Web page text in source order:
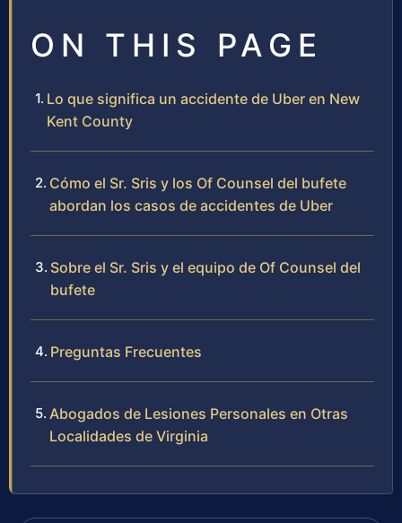
ON THIS PAGE
Lo que significa un accidente de Uber en New
Kent County
Cómo el Sr. Sris y los Of Counsel del bufete
abordan los casos de accidentes de Uber
Sobre el Sr. Sris y el equipo de Of Counsel del
bufete
Preguntas Frecuentes
Abogados de Lesiones Personales en Otras
Localidades de Virginia